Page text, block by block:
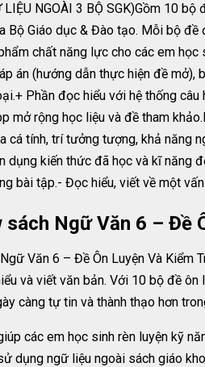
LIỆU NGOÀI 3 BỘ SGK)Gồm 10
Bộ Giáo dục & Đào tạo. Mỗi bộ
chất năng lực cho các em
án (hướng dẫn thực hiện đề mở),
Phần đọc hiểu với hệ thống
mở rộng học liệu và đề tham
cá tính, trí tưởng tượng, khả năng
dụng kiến thức đã học và kĩ năng
bài tập.- Đọc hiểu, viết về một
sách Ngữ Văn 6 – Đề
Văn 6 – Đề Ôn Luyện Và Kiểm
và viết văn bản. Với 10 bộ đề
càng tự tin và thành thạo hơn
các em học sinh rèn luyện kỹ
dụng ngữ liệu ngoài sách giáo